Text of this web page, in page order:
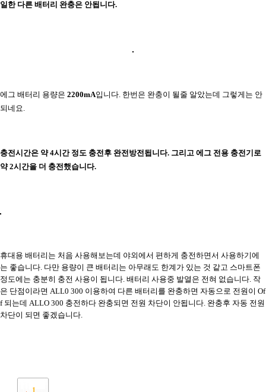
일한 다른 배터리 완충은 안됩니다.
에그 배터리 용량은 2200mA입니다. 한번은 완충이 될줄 알았는데 그렇게는 안
되네요.
충전시간은 약 4시간 정도 충전후 완전방전됩니다. 그리고 에그 전용 충전기로
약 2시간을 더 충전했습니다.
휴대용 배터리는 처음 사용해보는데 야외에서 편하게 충전하면서 사용하기에
는 좋습니다. 다만 용량이 큰 배터리는 아무래도 한계가 있는 것 같고 스마트폰
정도에는 충분히 충전 사용이 됩니다. 배터리 사용중 발열은 전혀 없습니다. 작
은 단점이라면 ALL0 300 이용하여 다른 배터리를 완충하면 자동으로 전원이 Of
f 되는데 ALLO 300 충전하다 완충되면 전원 차단이 안됩니다. 완충후 자동 전원
차단이 되면 좋겠습니다.
1